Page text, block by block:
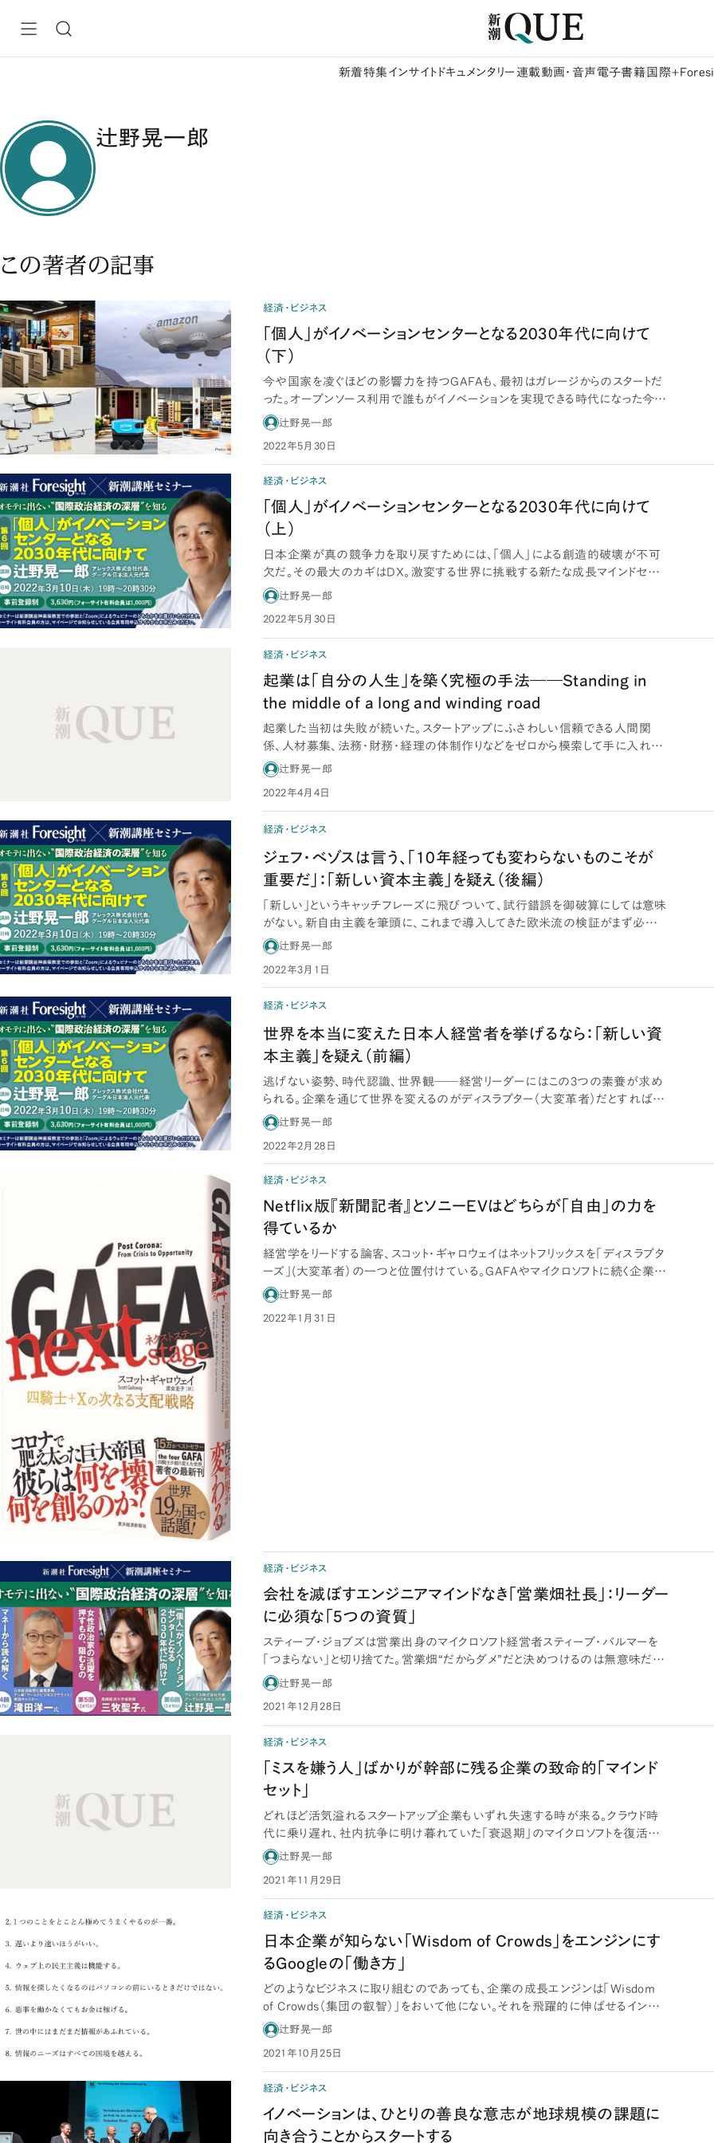
新着特集 インサイト ドキュメンタリー 連載動画・音声 電子書籍 国際
辻野晃一郎
この著者の記事
経済・ビジネス
「個人」がイノベーションセンターとなる2030年代に向けて
（下）
今や国家を凌ぐほどの影響力を持つGAFAも、最初はガレージからのスタートだ
った。オープンソース利用で誰もがイノベーションを実現できる時代になった今、
未来を見据え…
辻野晃一郎
2022年5月30日
経済・ビジネス
「個人」がイノベーションセンターとなる2030年代に向けて
（上）
日本企業が真の競争力を取り戻すためには、「個人」による創造的破壊が不可
欠だ。その最大のカギはDX。激変する世界に挑戦する新たな成長マインドセット
を、フォーサイト…
辻野晃一郎
2022年5月30日
経済・ビジネス
起業は「自分の人生」を築く究極の手法――Standing in
the middle of a long and winding road
起業した当初は失敗が続いた。スタートアップにふさわしい信頼できる人間関
係、人材募集、法務・財務・経理の体制作りなどをゼロから模索して手に入れた
のは、「体験してみ…
辻野晃一郎
2022年4月4日
経済・ビジネス
ジェフ・ベゾスは言う、「10年経っても変わらないものこそが
重要だ」：「新しい資本主義」を疑え（後編）
「新しい」というキャッチフレーズに飛びついて、試行錯誤を御破算にしては意味
がない。新自由主義を筆頭に、これまで導入してきた欧米流の検証がまず必要
だ。その上で考え…
辻野晃一郎
2022年3月1日
経済・ビジネス
世界を本当に変えた日本人経営者を挙げるなら：「新しい資
本主義」を疑え（前編）
逃げない姿勢、時代認識、世界観――経営リーダーにはこの3つの素養が求め
られる。企業を通じて世界を変えるのがディスラプター（大変革者）だとすれば、
その名誉はGAF…
辻野晃一郎
2022年2月28日
経済・ビジネス
Netflix版『新聞記者』とソニーEVはどちらが「自由」の力を
得ているか
経営学をリードする論客、スコット・ギャロウェイはネットフリックスを「ディスラプタ
ーズ」(大変革者）の一つと位置付けている。GAFAやマイクロソフトに続く企業
と、…辻野晃一郎
2022年1月31日
経済・ビジネス
会社を滅ぼすエンジニアマインドなき「営業畑社長」：リーダー
に必須な「5つの資質」
スティーブ・ジョブズは営業出身のマイクロソフト経営者スティーブ・バルマーを
「つまらない」と切り捨てた。営業畑“だからダメ”だと決めつけるのは無意味だ
が、途轍もな…
辻野晃一郎
2021年12月28日
経済・ビジネス
「ミスを嫌う人」ばかりが幹部に残る企業の致命的「マインド
セット」
どれほど活気溢れるスタートアップ企業もいずれ失速する時が来る。クラウド時
代に乗り遅れ、社内抗争に明け暮れていた「衰退期」のマイクロソフトを復活さ
せたのは、現CE…
辻野晃一郎
2021年11月29日
経済・ビジネス
日本企業が知らない「Wisdom of Crowds」をエンジンにす
るGoogleの「働き方」
どのようなビジネスに取り組むのであっても、企業の成長エンジンは「Wisdom
of Crowds（集団の叡智）」をおいて他にない。それを飛躍的に伸ばせるインタ
ー…辻野晃一郎
2021年10月25日
経済・ビジネス
イノベーションは、ひとりの善良な意志が地球規模の課題に
向き合うことからスタートする